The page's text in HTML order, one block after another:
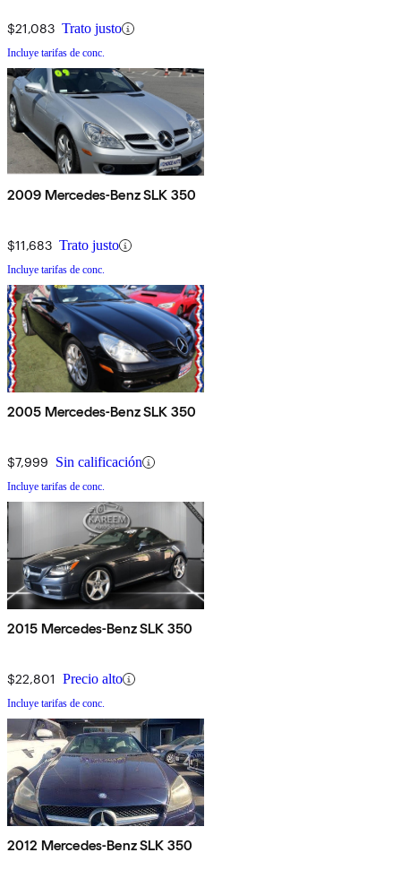
$21,083 Trato justo
Incluye tarifas de conc.
2009 Mercedes-Benz SLK 350
$11,683 Trato justo
Incluye tarifas de conc.
2005 Mercedes-Benz SLK 350
$7,999 Sin calificación
Incluye tarifas de conc.
2015 Mercedes-Benz SLK 350
$22,801 Precio alto
Incluye tarifas de conc.
2012 Mercedes-Benz SLK 350